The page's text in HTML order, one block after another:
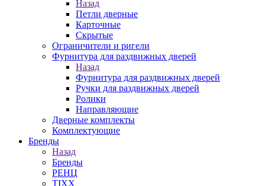
Назад
Петли дверные
Карточные
Скрытые
Ограничители и ригели
Фурнитура для раздвижных дверей
Назад
Фурнитура для раздвижных дверей
Ручки для раздвижных дверей
Ролики
Направляющие
Дверные комплекты
Комплектующие
Бренды
Назад
Бренды
РЕНЦ
TIXX